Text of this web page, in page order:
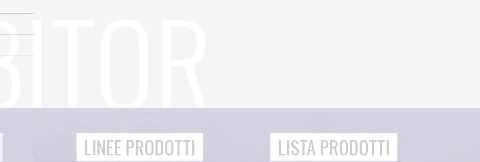
LINEE PRODOTTI LISTA PRODOTTI